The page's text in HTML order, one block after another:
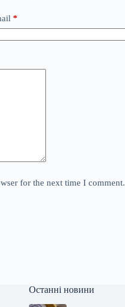
*
for the next time I comment.
Останні новини